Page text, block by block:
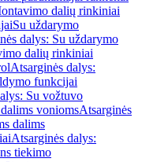
dalių rinkiniai
Su uždarymo
dalys: Su uždarymo
dalių rinkiniai
Atsarginės dalys:
funkcijai
Su vožtuvo
voniomsAtsarginės
dalims
Atsarginės dalys:
tiekimo